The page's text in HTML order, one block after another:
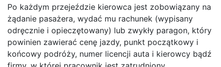
Po każdym przejeździe kierowca jest zobowiązany na
żądanie pasażera, wydać mu rachunek (wypisany
odręcznie i opieczętowany) lub zwykły paragon, który
powinien zawierać cenę jazdy, punkt początkowy i
końcowy podróży, numer licencji auta i kierowcy bądź